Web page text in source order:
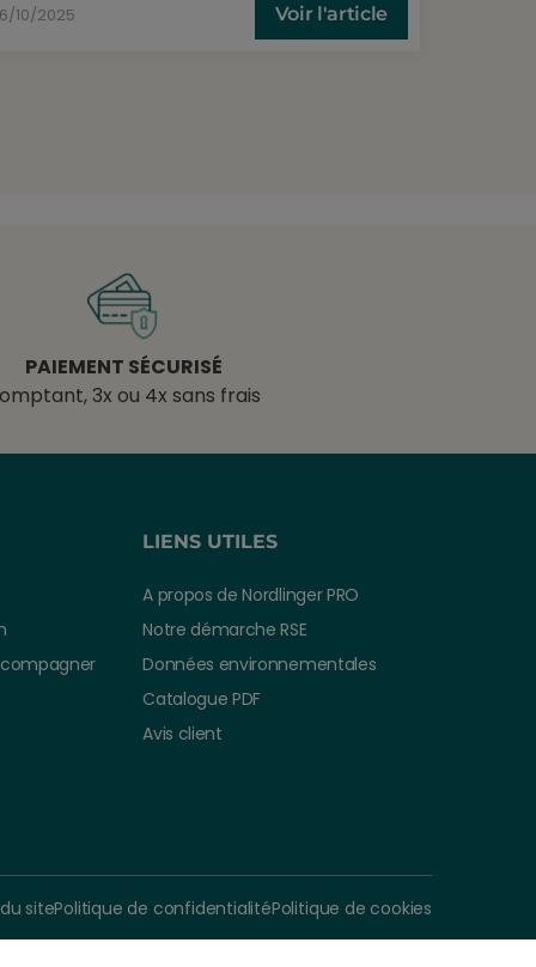
10/2025 Voir l'article
PAIEMENT SÉCURISÉ
3x ou 4x sans frais
LIENS UTILES
A propos de Nordlinger PRO
Notre démarche RSE
Données environnementales
Catalogue PDF
Avis client
sitePolitique de confidentialitéPolitique de cookies